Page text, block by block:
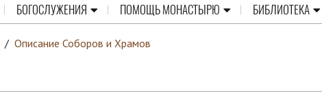
БОГОСЛУЖЕНИЯ ПОМОЩЬ МОНАСТЫРЮ БИБЛИОТЕКА
/ Описание Соборов и Храмов